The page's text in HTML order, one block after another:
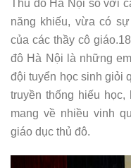
Thủ đô Hà Nội so với
năng khiếu, vừa có
của các thầy cô
đô Hà Nội là những
đội tuyển học sinh giỏi
truyền thống hiếu
mang về nhiều vinh
giáo dục thủ đô.